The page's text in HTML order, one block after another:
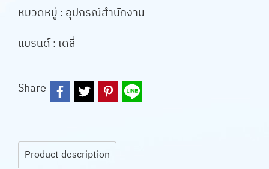
หมวดหมู่ : อุปกรณ์สำนักงาน
แบรนด์ : เดลี่
Share
Product description